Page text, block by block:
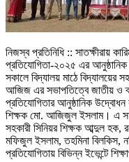
নিজস্ব প্রতিনিধি :: সাতক্ষীরায়
প্রতিযোগিতা-২০২৫ এর
সকালে বিদ্যালয় মাঠে বিদ্যালয়ের
আজিজ এর সভাপতিত্বে জাতীয় ও
প্রতিযোগিতার আনুষ্ঠানিক উদ্বোধন
শিক্ষক মো. আজিজুল ইসলাম। এ
সহকারী সিনিয়র শিক্ষক আব্দুল হক,
মফিজুল ইসলাম, তহমিনা বিলকিস,
প্রতিযোগিতায় বিভিন্ন ইভেন্টে